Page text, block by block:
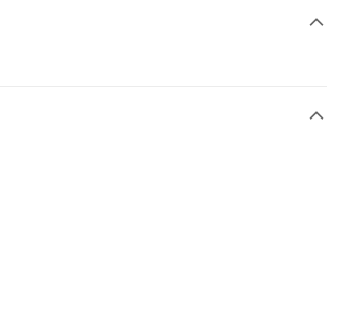
付」】
／服務後，再付款。
結帳流程】
AFTEE先享後付」後，將跳轉至「AFTEE先享後付」
您將收到繳費通知簡訊。
後14天內，點擊此簡訊中的連結，可透過四大超商／
元方式進行付款，方視為交易完成。
含以上)免運費
含以上)免運費
含以上)免運費